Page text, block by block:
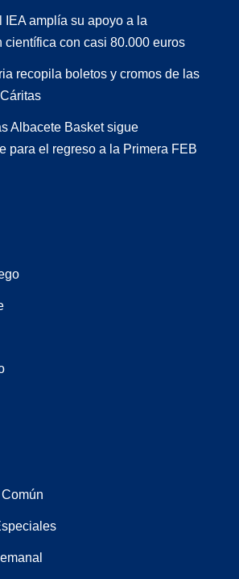
IEA amplía su apoyo a la
científica con casi 80.000 euros
recopila boletos y cromos de las
Albacete Basket sigue
para el regreso a la Primera FEB